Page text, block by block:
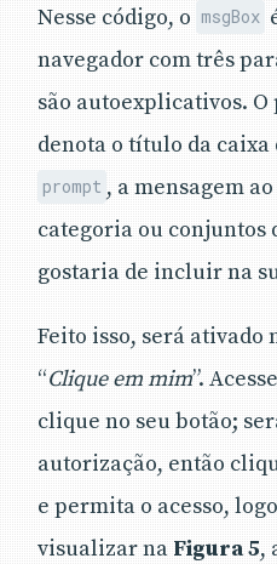
Nesse código, o msgBox
navegador com três
são autoexplicativos.
denota o título da caixa
prompt , a mensagem
categoria ou conjuntos
gostaria de incluir na
Feito isso, será ativado
“Clique em mim”.
clique no seu botão;
autorização, então
e permita o acesso,
visualizar na Figura 5,